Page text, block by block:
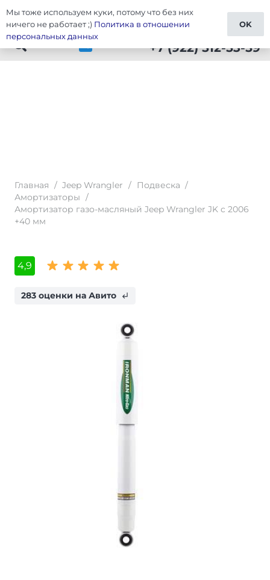
Тюнинг Wrangler
+7 (922) 512-53-59
Главная / Jeep Wrangler / Подвеска /
Амортизаторы /
Амортизатор газо-масляный Jeep Wrangler JK c 2006
+40 мм
4,9
283 оценки на Авито subdirectory_arrow_left
Мы тоже используем куки, потому что без них
ничего не работает ;) Политика в отношении
персональных данных
OK